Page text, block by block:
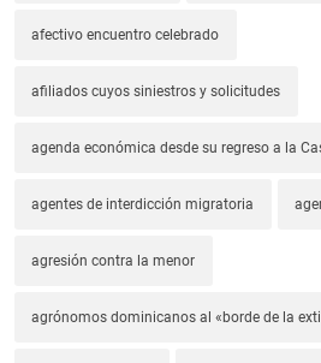
afectivo encuentro celebrado
afiliados cuyos siniestros y solicitudes
agenda económica desde su regreso a la
agentes de interdicción migratoria
agresión contra la menor
agrónomos dominicanos al «borde de la